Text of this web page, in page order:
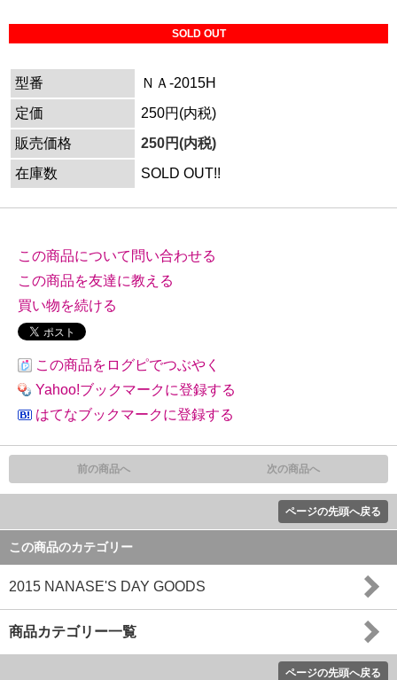
SOLD OUT
型番
ＮＡ-2015H
定価
250円(内税)
販売価格
250円(内税)
在庫数
SOLD OUT!!
この商品について問い合わせる
この商品を友達に教える
買い物を続ける
この商品をログピでつぶやく
Yahoo!ブックマークに登録する
はてなブックマークに登録する
前の商品へ 次の商品へ
ページの先頭へ戻る
この商品のカテゴリー
2015 NANASE'S DAY GOODS
商品カテゴリー一覧
ページの先頭へ戻る